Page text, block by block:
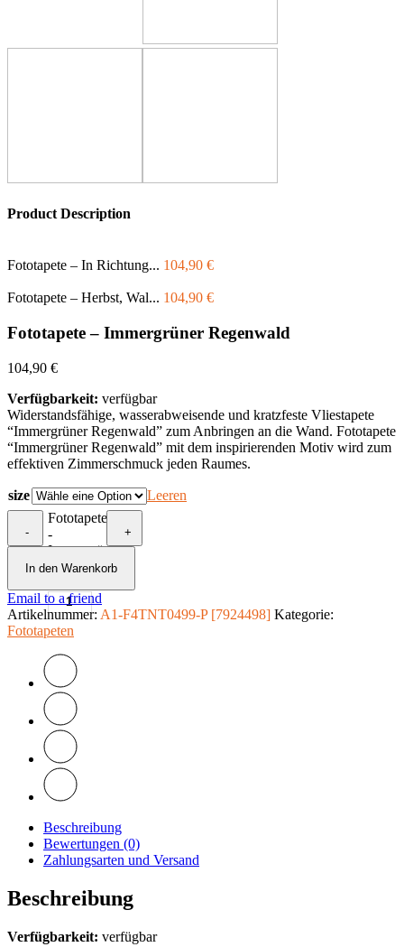
Product Description
Fototapete – In Richtung... 104,90 €
Fototapete – Herbst, Wal... 104,90 €
Fototapete – Immergrüner Regenwald
104,90 €
Verfügbarkeit: verfügbar
Widerstandsfähige, wasserabweisende und kratzfeste Vliestapete
“Immergrüner Regenwald” zum Anbringen an die Wand. Fototapete
“Immergrüner Regenwald” mit dem inspirierenden Motiv wird zum
effektiven Zimmerschmuck jeden Raumes.
size Leeren
-
Fototapete
-
Immergrüner
Regenwald
+
In den Warenkorb
Email to a friend
Artikelnummer: A1-F4TNT0499-P [7924498] Kategorie:
Fototapeten
Beschreibung
Bewertungen (0)
Zahlungsarten und Versand
Beschreibung
Verfügbarkeit: verfügbar